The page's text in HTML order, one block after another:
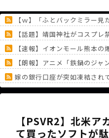
【ｗ】「ふとバックミラー
【話題】靖国神社がコスプ
【速報】イオンモール熊本の
【朗報】アニメ「鉄鍋のジャ
嫁の銀行口座が突如凍結さ
ファミコンソフト1053本←
《どうしてこうなった！？
《人気No.1は誰だ？》順位
【PSVR2】北米
て買ったソフトが